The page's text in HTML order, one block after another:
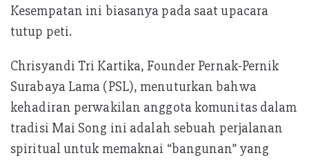
Kesempatan ini biasanya pada saat upacara
tutup peti.
Chrisyandi Tri Kartika, Founder Pernak-Pernik
Surabaya Lama (PSL), menuturkan bahwa
kehadiran perwakilan anggota komunitas dalam
tradisi Mai Song ini adalah sebuah perjalanan
spiritual untuk memaknai “bangunan” yang